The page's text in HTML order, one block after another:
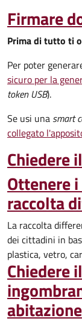
Firmare
Prima di tutto ti
Per poter
sicuro per la
token USB).
Se usi una smart
collegato
Chiedere
Ottenere
raccolta
La raccolta
dei cittadini in
plastica, vetro,
Chiedere
abitazione